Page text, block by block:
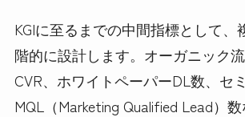
KGIに至るまでの中間指標として、
階的に設計します。オーガニック
CVR、ホワイトペーパーDL数、セ
MQL（Marketing Qualified Lead）